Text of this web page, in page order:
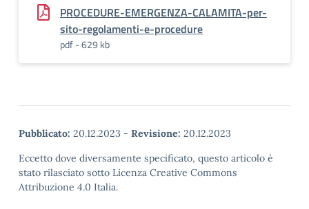
PROCEDURE-EMERGENZA-CALAMITA-per-
sito-regolamenti-e-procedure
pdf - 629 kb
Pubblicato: 20.12.2023 - Revisione: 20.12.2023
Eccetto dove diversamente specificato, questo articolo è
stato rilasciato sotto Licenza Creative Commons
Attribuzione 4.0 Italia.